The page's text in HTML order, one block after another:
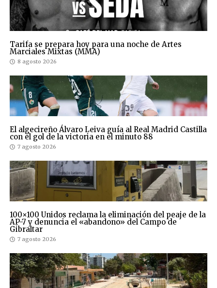
Tarifa se prepara hoy para una noche de Artes
Marciales Mixtas (MMA)
8 agosto 2026
El algecireño Álvaro Leiva guía al Real Madrid Castilla
con el gol de la victoria en el minuto 88
7 agosto 2026
100×100 Unidos reclama la eliminación del peaje de la
AP-7 y denuncia el «abandono» del Campo de
Gibraltar
7 agosto 2026